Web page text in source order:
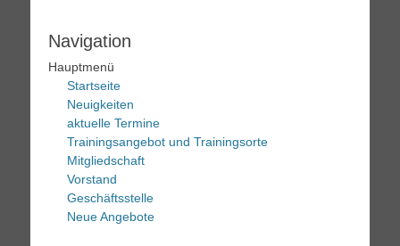
Navigation
Hauptmenü
Startseite
Neuigkeiten
aktuelle Termine
Trainingsangebot und Trainingsorte
Mitgliedschaft
Vorstand
Geschäftsstelle
Neue Angebote